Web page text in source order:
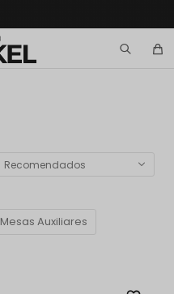
Recomendados
Mesas Auxiliares